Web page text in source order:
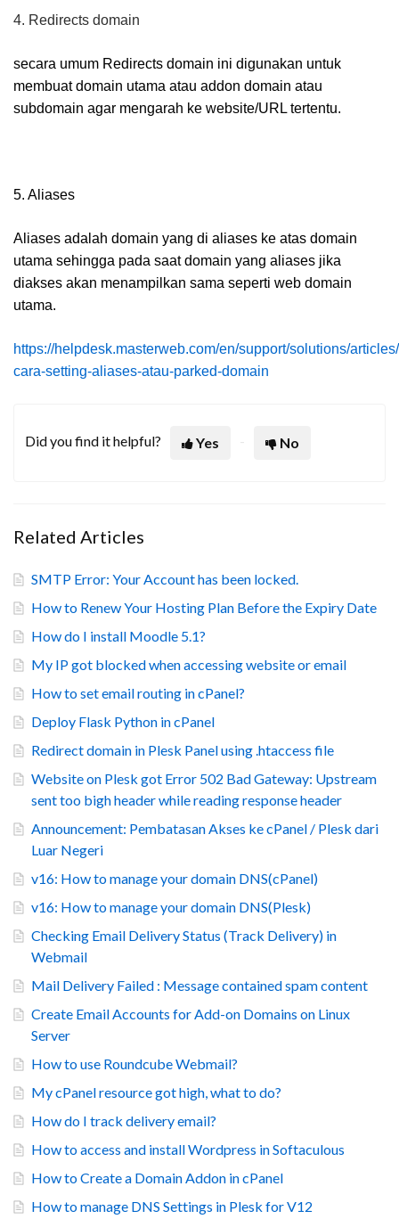
4. Redirects domain
secara umum Redirects domain ini digunakan untuk
membuat domain utama atau addon domain atau
subdomain agar mengarah ke website/URL tertentu.
5. Aliases
Aliases adalah domain yang di aliases ke atas domain
utama sehingga pada saat domain yang aliases jika
diakses akan menampilkan sama seperti web domain
utama.
https://helpdesk.masterweb.com/en/support/solutions/
cara-setting-aliases-atau-parked-domain
Did you find it helpful? Yes No
Related Articles
SMTP Error: Your Account has been locked.
How to Renew Your Hosting Plan Before the Expiry Date
How do I install Moodle 5.1?
My IP got blocked when accessing website or email
How to set email routing in cPanel?
Deploy Flask Python in cPanel
Redirect domain in Plesk Panel using .htaccess file
Website on Plesk got Error 502 Bad Gateway: Upstream
sent too bigh header while reading response header
Announcement: Pembatasan Akses ke cPanel / Plesk dari
Luar Negeri
v16: How to manage your domain DNS(cPanel)
v16: How to manage your domain DNS(Plesk)
Checking Email Delivery Status (Track Delivery) in
Webmail
Mail Delivery Failed : Message contained spam content
Create Email Accounts for Add-on Domains on Linux
Server
How to use Roundcube Webmail?
My cPanel resource got high, what to do?
How do I track delivery email?
How to access and install Wordpress in Softaculous
How to Create a Domain Addon in cPanel
How to manage DNS Settings in Plesk for V12